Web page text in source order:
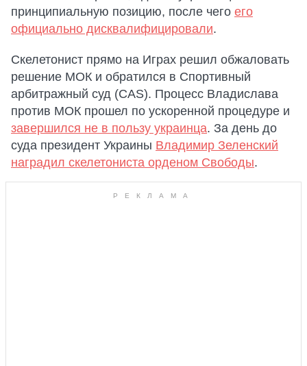
принципиальную позицию, после чего его
официально дисквалифицировали.
Скелетонист прямо на Играх решил обжаловать
решение МОК и обратился в Спортивный
арбитражный суд (CAS). Процесс Владислава
против МОК прошел по ускоренной процедуре и
завершился не в пользу украинца. За день до
суда президент Украины Владимир Зеленский
наградил скелетониста орденом Свободы.